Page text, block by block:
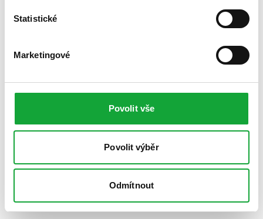
Statistické
Marketingové
Povolit vše
Povolit výběr
Odmítnout